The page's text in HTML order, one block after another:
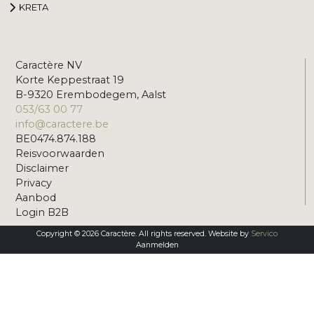
KRETA
Caractère NV
Korte Keppestraat 19
B-9320 Erembodegem, Aalst
053/63 00 77
info@caractere.be
BE0474.874.188
Reisvoorwaarden
Disclaimer
Privacy
Aanbod
Login B2B
Copyright © 2026 Caractère. All rights reserved. Website by Servico
Aanmelden